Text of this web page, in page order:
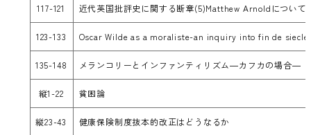
117-121 近代英国批評史に関する断章(5)Matthew Arnoldについ
123-133 Oscar Wilde as a moraliste-an inquiry into fin de
135-148 メランコリーとインファンティリズム―カフカの場合―
縦1-22 貧困論
縦23-43 健康保険制度抜本的改正はどうなるか